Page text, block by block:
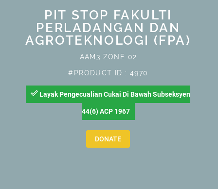
PIT STOP FAKULTI
PERLADANGAN DAN
AGROTEKNOLOGI (FPA)
AAM3 ZONE 02
#PRODUCT ID : 4970
done_outline Layak Pengecualian Cukai Di Bawah Subseksyen
44(6) ACP 1967
DONATE